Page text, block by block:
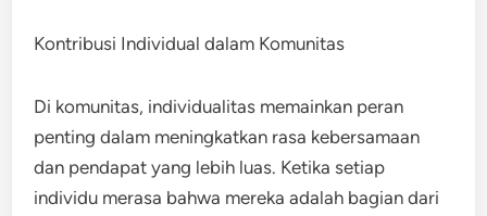
Kontribusi Individual dalam Komunitas
Di komunitas, individualitas memainkan peran
penting dalam meningkatkan rasa kebersamaan
dan pendapat yang lebih luas. Ketika setiap
individu merasa bahwa mereka adalah bagian dari